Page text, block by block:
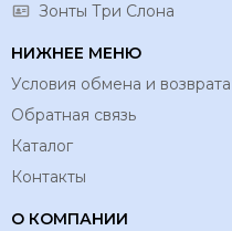
Зонты Три Слона
НИЖНЕЕ МЕНЮ
Условия обмена и возврата
Обратная связь
Каталог
Контакты
О КОМПАНИИ